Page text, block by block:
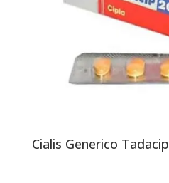
Cialis Generico Tadacip